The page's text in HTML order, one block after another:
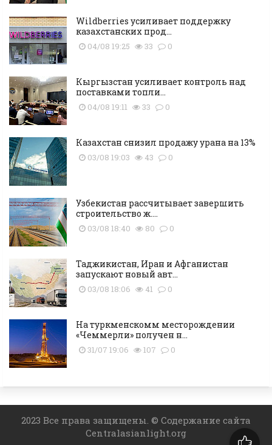
Wildberries усиливает поддержку
казахстанских прод...
04/08 19:25 33 0
Кыргызстан усиливает контроль над
поставками топли...
04/08 19:11 33 0
Казахстан снизил продажу урана на 13%
03/08 19:03 43 0
Узбекистан рассчитывает завершить
строительство ж....
03/08 18:40 80 0
Таджикистан, Иран и Афганистан
запускают новый авт...
03/08 18:06 41 0
На туркменскомм месторождении
«Чеммерли» получен н...
31/07 19:06 107 0
2023 Все права защищены. © Содержание сайта
Centralasianlight.org